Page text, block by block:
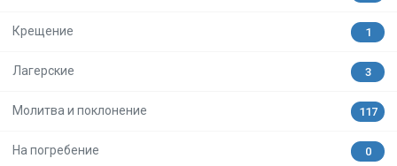
Крещение 1
Лагерские 3
Молитва и поклонение 117
На погребение 0